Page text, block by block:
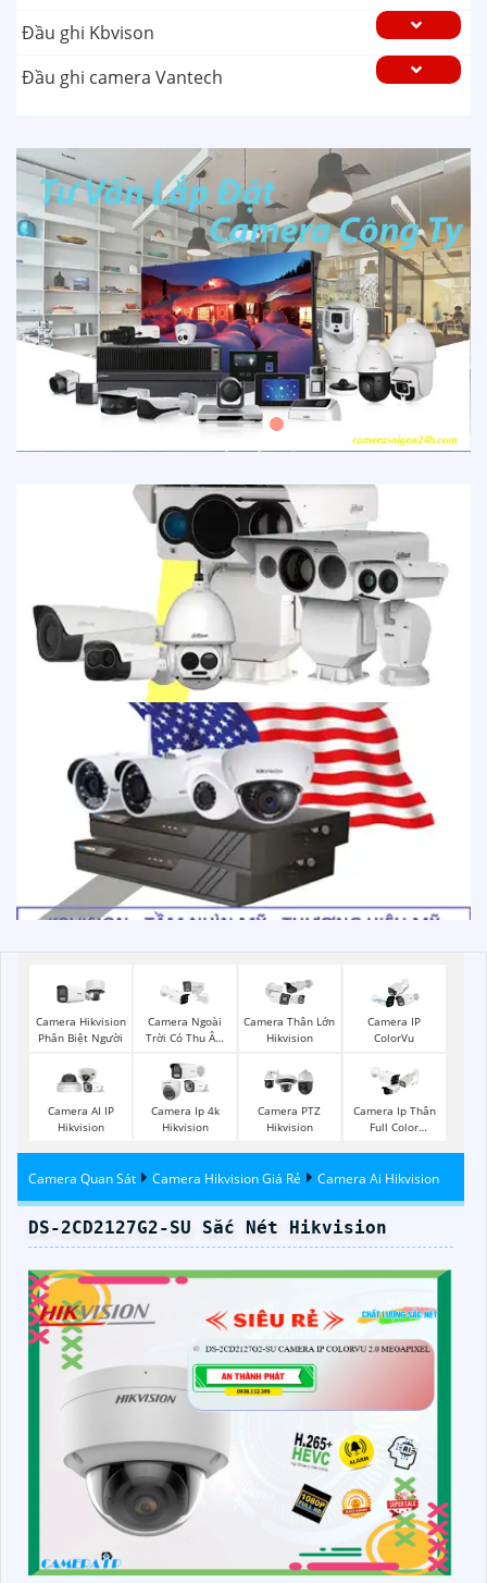
Đầu ghi Kbvison
Đầu ghi camera Vantech
Camera Hikvision
Phân Biệt Người
Camera Ngoài
Trời Có Thu Âm
Camera Thân Lớn
Hikvision
Camera IP
ColorVu
Camera AI IP
Hikvision
Camera Ip 4k
Hikvision
Camera PTZ
Hikvision
Camera Ip Thân
Full Color
Camera Quan Sát Camera Hikvision Giá Rẻ Camera Ai Hikvision
DS-2CD2127G2-SU Sắc Nét Hikvision